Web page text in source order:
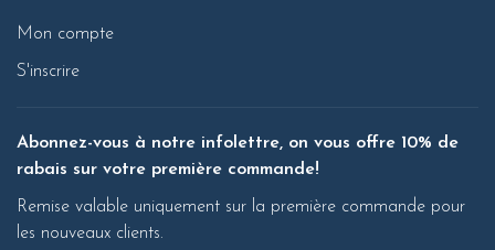
Mon compte
S'inscrire
Abonnez-vous à notre infolettre, on vous offre 10% de
rabais sur votre première commande!
Remise valable uniquement sur la première commande pour
les nouveaux clients.